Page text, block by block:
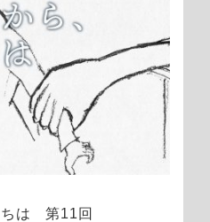
ちは 第11回